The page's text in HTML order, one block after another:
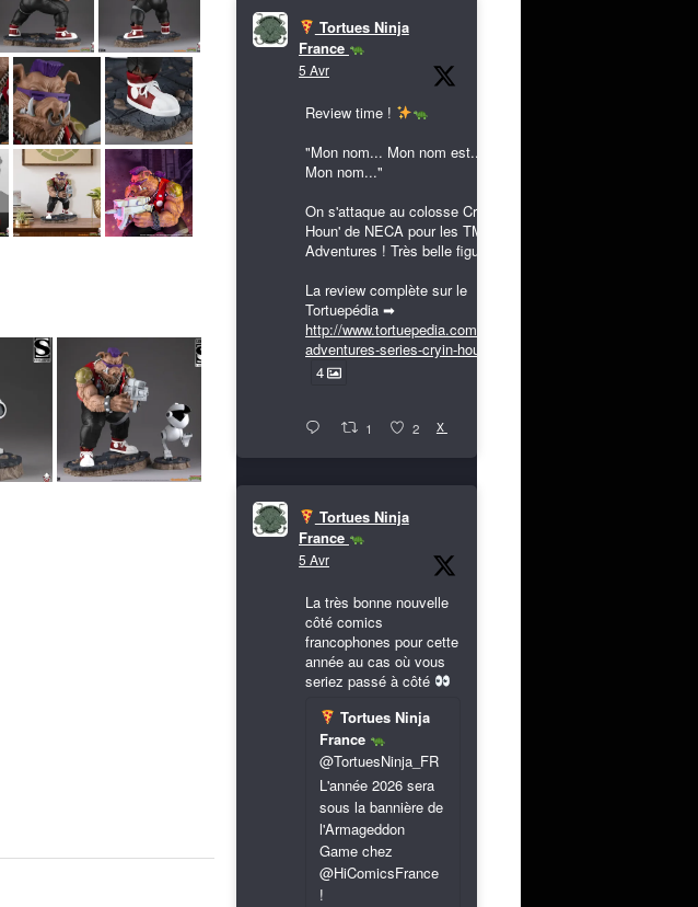
Tortues Ninja
France
5 Avr
Review time !
"Mon nom... Mon nom est...
Mon nom..."
On s'attaque au colosse Cryin'
Houn' de NECA pour les TMNT
Adventures ! Très belle figurine !
La review complète sur le
Tortuepédia ➡
http://www.tortuepedia.com/tmnt-
adventures-series-cryin-houn...
4
1 2 X
Tortues Ninja
France
5 Avr
La très bonne nouvelle
côté comics
francophones pour cette
année au cas où vous
seriez passé à côté
Tortues Ninja
France
@TortuesNinja_FR
L'année 2026 sera
sous la bannière de
l'Armageddon
Game chez
@HiComicsFrance
!